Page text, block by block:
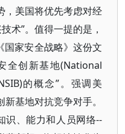
，美国将优先考虑对经
术”。值得一提的是，
家安全战略》这份文
全创新基地(National
的概念”。强调美
基地对抗竞争对手。
识、能力和人员网络--